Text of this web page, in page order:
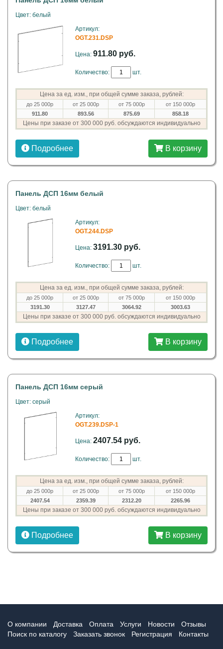
Цвет: белый
Артикул:
OGT.231.DSP
Цена: 911.80 руб.
Количество: шт.
Цена за ед. изм., при общей сумме заказа, рублей:
до 25 000р от 25 000р от 75 000р
от 150 000р
911.80
893.56 875.69 858.18
Цены при заказе от 300 000 руб. обсуждаются индивидуально
Подробнее В корзину
Панель ДСП 16мм белый
Цвет: белый
Артикул:
OGT.244.DSP
Цена: 3191.30 руб.
Количество: шт.
Цена за ед. изм., при общей сумме заказа, рублей:
до 25 000р от 25 000р от 75 000р
от 150 000р
3191.30
3127.47 3064.92 3003.63
Цены при заказе от 300 000 руб. обсуждаются индивидуально
Подробнее В корзину
Панель ДСП 16мм серый
Цвет: серый
Артикул:
OGT.239.DSP-1
Цена: 2407.54 руб.
Количество: шт.
Цена за ед. изм., при общей сумме заказа, рублей:
до 25 000р от 25 000р от 75 000р
от 150 000р
2407.54
2359.39 2312.20 2265.96
Цены при заказе от 300 000 руб. обсуждаются индивидуально
Подробнее В корзину
О компании Доставка Оплата Услуги Новости
Отзывы
Поиск по каталогу
Заказать звонок Регистрация Контакты